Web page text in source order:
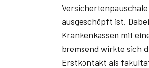
ausgeschöpft ist.
Krankenkassen mit
bremsend wirkte sich
Erstkontakt als